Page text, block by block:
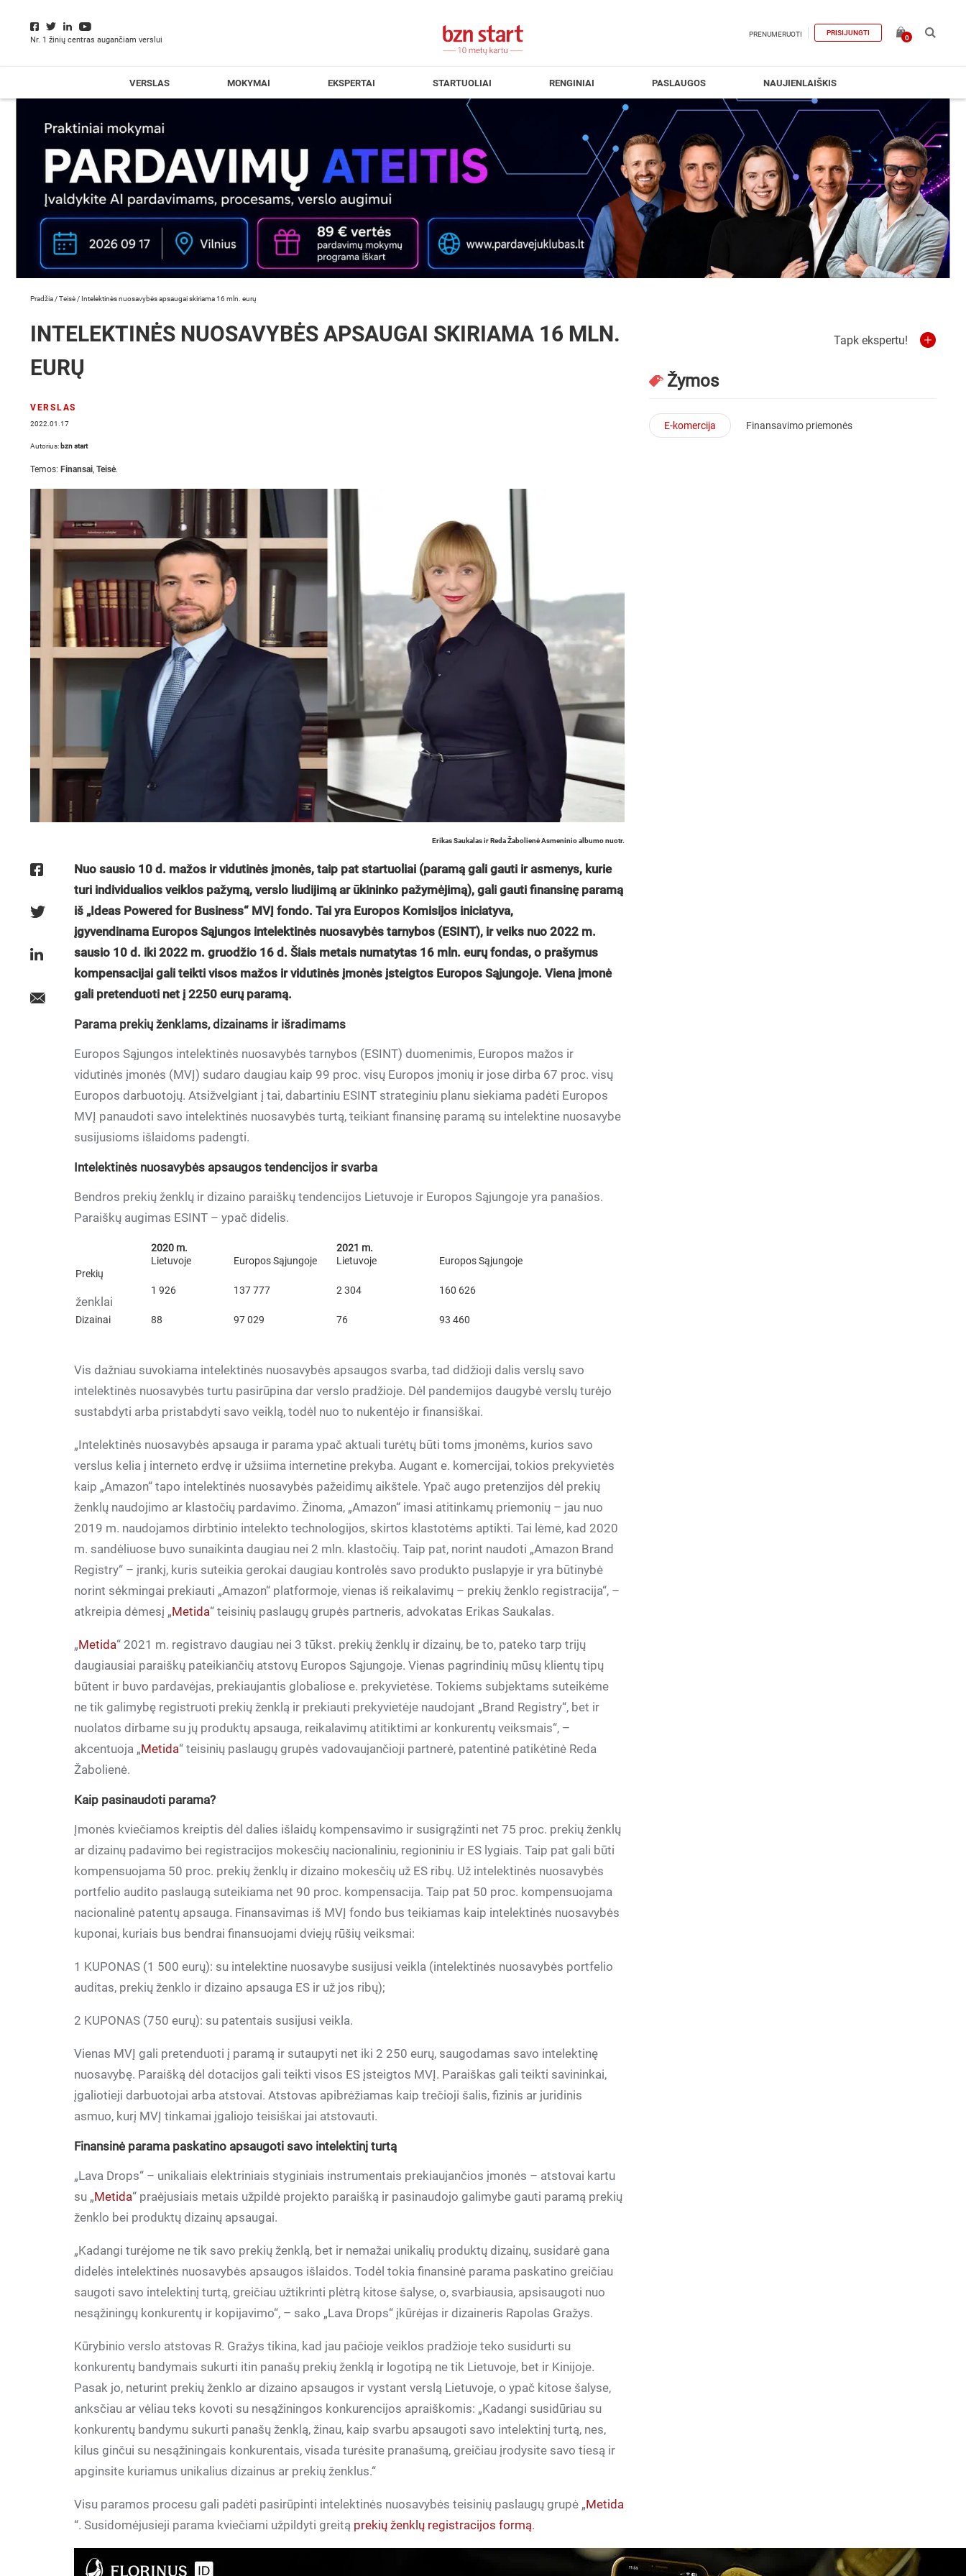
Nr. 1 žinių centras augančiam verslui
PRENUMERUOTI PRISIJUNGTI
0
VERSLAS MOKYMAI EKSPERTAI STARTUOLIAI RENGINIAI PASLAUGOS NAUJIENLAIŠKIS
Pradžia /Teisė / Intelektinės nuosavybės apsaugai skiriama 16 mln. eurų
INTELEKTINĖS NUOSAVYBĖS APSAUGAI SKIRIAMA 16 MLN.
EURŲ
VERSLAS
2022.01.17
Autorius: bzn start
Temos: Finansai, Teisė.
Erikas Saukalas ir Reda Žabolienė Asmeninio albumo nuotr.
Nuo sausio 10 d. mažos ir vidutinės įmonės, taip pat startuoliai (paramą gali gauti ir asmenys, kurie
turi individualios veiklos pažymą, verslo liudijimą ar ūkininko pažymėjimą), gali gauti finansinę paramą
iš „Ideas Powered for Business“ MVĮ fondo. Tai yra Europos Komisijos iniciatyva,
įgyvendinama Europos Sąjungos intelektinės nuosavybės tarnybos (ESINT), ir veiks nuo 2022 m.
sausio 10 d. iki 2022 m. gruodžio 16 d. Šiais metais numatytas 16 mln. eurų fondas, o prašymus
kompensacijai gali teikti visos mažos ir vidutinės įmonės įsteigtos Europos Sąjungoje. Viena įmonė
gali pretenduoti net į 2250 eurų paramą.
Parama prekių ženklams, dizainams ir išradimams
Europos Sąjungos intelektinės nuosavybės tarnybos (ESINT) duomenimis, Europos mažos ir
vidutinės įmonės (MVĮ) sudaro daugiau kaip 99 proc. visų Europos įmonių ir jose dirba 67 proc. visų
Europos darbuotojų. Atsižvelgiant į tai, dabartiniu ESINT strateginiu planu siekiama padėti Europos
MVĮ panaudoti savo intelektinės nuosavybės turtą, teikiant finansinę paramą su intelektine nuosavybe
susijusioms išlaidoms padengti.
Intelektinės nuosavybės apsaugos tendencijos ir svarba
Bendros prekių ženklų ir dizaino paraiškų tendencijos Lietuvoje ir Europos Sąjungoje yra panašios.
Paraiškų augimas ESINT – ypač didelis.
2020 m.
2021 m.
Lietuvoje
Europos Sąjungoje Lietuvoje
Europos Sąjungoje
Prekių
ženklai
1 926 137 777 2 304 160 626
Dizainai 88 97 029 76 93 460
Vis dažniau suvokiama intelektinės nuosavybės apsaugos svarba, tad didžioji dalis verslų savo
intelektinės nuosavybės turtu pasirūpina dar verslo pradžioje. Dėl pandemijos daugybė verslų turėjo
sustabdyti arba pristabdyti savo veiklą, todėl nuo to nukentėjo ir finansiškai.
„Intelektinės nuosavybės apsauga ir parama ypač aktuali turėtų būti toms įmonėms, kurios savo
verslus kelia į interneto erdvę ir užsiima internetine prekyba. Augant e. komercijai, tokios prekyvietės
kaip „Amazon“ tapo intelektinės nuosavybės pažeidimų aikštele. Ypač augo pretenzijos dėl prekių
ženklų naudojimo ar klastočių pardavimo. Žinoma, „Amazon“ imasi atitinkamų priemonių – jau nuo
2019 m. naudojamos dirbtinio intelekto technologijos, skirtos klastotėms aptikti. Tai lėmė, kad 2020
m. sandėliuose buvo sunaikinta daugiau nei 2 mln. klastočių. Taip pat, norint naudoti „Amazon Brand
Registry“ – įrankį, kuris suteikia gerokai daugiau kontrolės savo produkto puslapyje ir yra būtinybė
norint sėkmingai prekiauti „Amazon“ platformoje, vienas iš reikalavimų – prekių ženklo registracija“, –
atkreipia dėmesį „Metida“ teisinių paslaugų grupės partneris, advokatas Erikas Saukalas.
„Metida“ 2021 m. registravo daugiau nei 3 tūkst. prekių ženklų ir dizainų, be to, pateko tarp trijų
daugiausiai paraiškų pateikiančių atstovų Europos Sąjungoje. Vienas pagrindinių mūsų klientų tipų
būtent ir buvo pardavėjas, prekiaujantis globaliose e. prekyvietėse. Tokiems subjektams suteikėme
ne tik galimybę registruoti prekių ženklą ir prekiauti prekyvietėje naudojant „Brand Registry“, bet ir
nuolatos dirbame su jų produktų apsauga, reikalavimų atitiktimi ar konkurentų veiksmais“, –
akcentuoja „Metida“ teisinių paslaugų grupės vadovaujančioji partnerė, patentinė patikėtinė Reda
Žabolienė.
Kaip pasinaudoti parama?
Įmonės kviečiamos kreiptis dėl dalies išlaidų kompensavimo ir susigrąžinti net 75 proc. prekių ženklų
ar dizainų padavimo bei registracijos mokesčių nacionaliniu, regioniniu ir ES lygiais. Taip pat gali būti
kompensuojama 50 proc. prekių ženklų ir dizaino mokesčių už ES ribų. Už intelektinės nuosavybės
portfelio audito paslaugą suteikiama net 90 proc. kompensacija. Taip pat 50 proc. kompensuojama
nacionalinė patentų apsauga. Finansavimas iš MVĮ fondo bus teikiamas kaip intelektinės nuosavybės
kuponai, kuriais bus bendrai finansuojami dviejų rūšių veiksmai:
1 KUPONAS (1 500 eurų): su intelektine nuosavybe susijusi veikla (intelektinės nuosavybės portfelio
auditas, prekių ženklo ir dizaino apsauga ES ir už jos ribų);
2 KUPONAS (750 eurų): su patentais susijusi veikla.
Vienas MVĮ gali pretenduoti į paramą ir sutaupyti net iki 2 250 eurų, saugodamas savo intelektinę
nuosavybę. Paraišką dėl dotacijos gali teikti visos ES įsteigtos MVĮ. Paraiškas gali teikti savininkai,
įgaliotieji darbuotojai arba atstovai. Atstovas apibrėžiamas kaip trečioji šalis, fizinis ar juridinis
asmuo, kurį MVĮ tinkamai įgaliojo teisiškai jai atstovauti.
Finansinė parama paskatino apsaugoti savo intelektinį turtą
„Lava Drops“ – unikaliais elektriniais styginiais instrumentais prekiaujančios įmonės – atstovai kartu
su „Metida“ praėjusiais metais užpildė projekto paraišką ir pasinaudojo galimybe gauti paramą prekių
ženklo bei produktų dizainų apsaugai.
„Kadangi turėjome ne tik savo prekių ženklą, bet ir nemažai unikalių produktų dizainų, susidarė gana
didelės intelektinės nuosavybės apsaugos išlaidos. Todėl tokia finansinė parama paskatino greičiau
saugoti savo intelektinį turtą, greičiau užtikrinti plėtrą kitose šalyse, o, svarbiausia, apsisaugoti nuo
nesąžiningų konkurentų ir kopijavimo“, – sako „Lava Drops“ įkūrėjas ir dizaineris Rapolas Gražys.
Kūrybinio verslo atstovas R. Gražys tikina, kad jau pačioje veiklos pradžioje teko susidurti su
konkurentų bandymais sukurti itin panašų prekių ženklą ir logotipą ne tik Lietuvoje, bet ir Kinijoje.
Pasak jo, neturint prekių ženklo ar dizaino apsaugos ir vystant verslą Lietuvoje, o ypač kitose šalyse,
anksčiau ar vėliau teks kovoti su nesąžiningos konkurencijos apraiškomis: „Kadangi susidūriau su
konkurentų bandymu sukurti panašų ženklą, žinau, kaip svarbu apsaugoti savo intelektinį turtą, nes,
kilus ginčui su nesąžiningais konkurentais, visada turėsite pranašumą, greičiau įrodysite savo tiesą ir
apginsite kuriamus unikalius dizainus ar prekių ženklus.“
Visu paramos procesu gali padėti pasirūpinti intelektinės nuosavybės teisinių paslaugų grupė „Metida
“. Susidomėjusieji parama kviečiami užpildyti greitą prekių ženklų registracijos formą.
Tapk ekspertu!
Žymos
E-komercija Finansavimo priemonės